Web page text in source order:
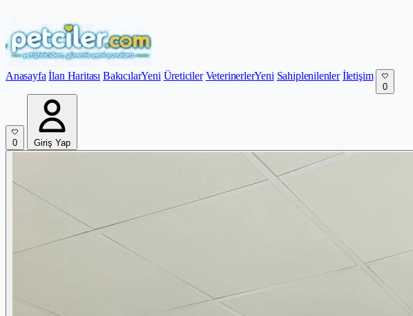
Anasayfa İlan Haritası BakıcılarYeni Üreticiler VeterinerlerYeni Sahiplenilenler İletişim
0
0 Giriş Yap